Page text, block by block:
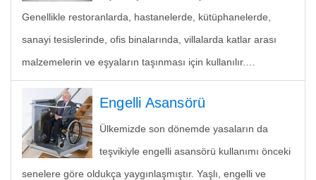
Genellikle restoranlarda, hastanelerde, kütüphanelerde,
sanayi tesislerinde, ofis binalarında, villalarda katlar arası
malzemelerin ve eşyaların taşınması için kullanılır.…
Engelli Asansörü
Ülkemizde son dönemde yasaların da
teşvikiyle engelli asansörü kullanımı önceki
senelere göre oldukça yaygınlaşmıştır. Yaşlı, engelli ve